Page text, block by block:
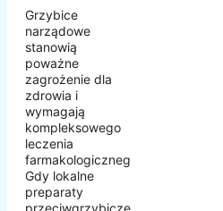
Grzybice
narządowe
stanowią
poważne
zagrożenie dla
zdrowia i
wymagają
kompleksowego
leczenia
farmakologicznego.
Gdy lokalne
preparaty
przeciwgrzybicze